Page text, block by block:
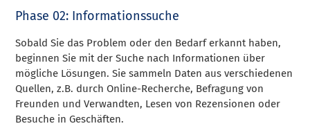
Phase 02: Informationssuche
Sobald Sie das Problem oder den Bedarf erkannt haben,
beginnen Sie mit der Suche nach Informationen über
mögliche Lösungen. Sie sammeln Daten aus verschiedenen
Quellen, z.B. durch Online-Recherche, Befragung von
Freunden und Verwandten, Lesen von Rezensionen oder
Besuche in Geschäften.